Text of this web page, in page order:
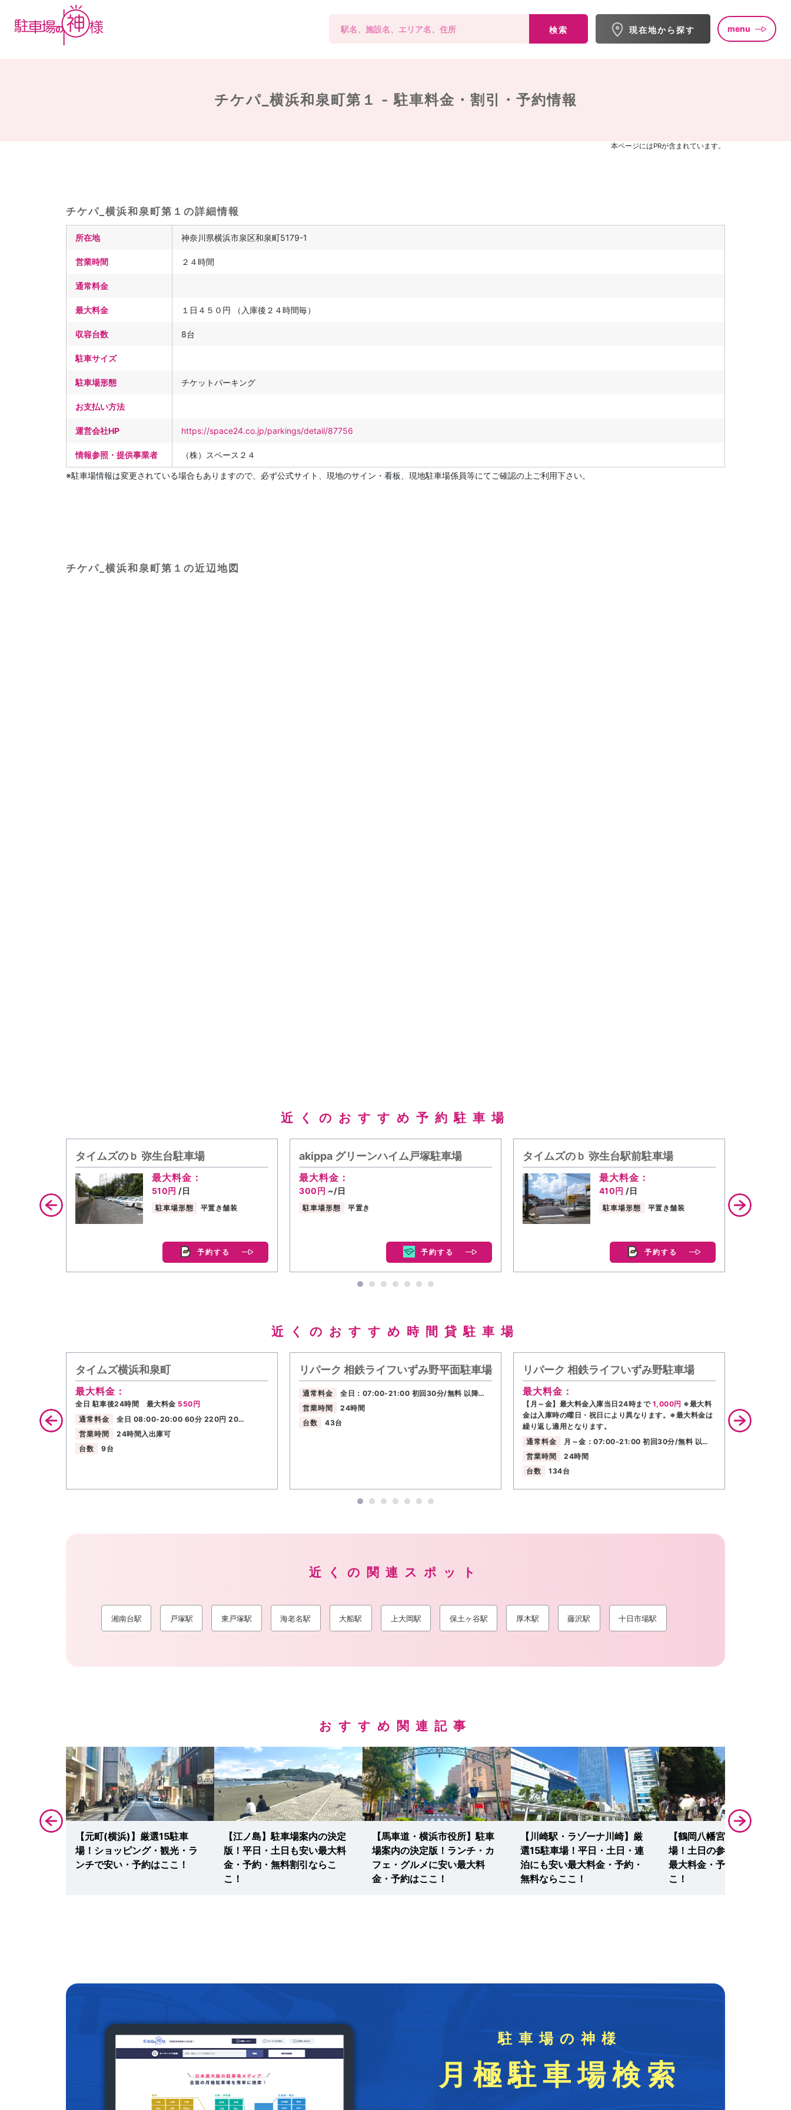
検索 現在地から探す menu
チケパ_横浜和泉町第１ -駐車料金・割引・予約情報
本ページにはPRが含まれています。
チケパ_横浜和泉町第１の詳細情報
所在地 神奈川県横浜市泉区和泉町5179-1
営業時間 ２４時間
通常料金
最大料金 １日４５０円 （入庫後２４時間毎）
収容台数 8台
駐車サイズ
駐車場形態 チケットパーキング
お支払い方法
運営会社HP https://space24.co.jp/parkings/detail/87756
情報参照・提供事業者 （株）スペース２４
※駐車場情報は変更されている場合もありますので、必ず公式サイト、現地のサイン・看板、現地駐車場係員等にてご確認の上ご利用下さい。
チケパ_横浜和泉町第１の近辺地図
近くのおすすめ予約駐車場
タイムズのｂ 弥生台駐車場
最大料金：
510円 /日
駐車場形態 平置き舗装
予約する
akippa グリーンハイム戸塚駐車場
最大料金：
300円 ~/日
駐車場形態 平置き
予約する
タイムズのｂ 弥生台駅前駐車場
最大料金：
410円 /日
駐車場形態 平置き舗装
予約する
近くのおすすめ時間貸駐車場
タイムズ横浜和泉町
最大料金：
全日 駐車後24時間 最大料金 550円
通常料金
全日 08:00-20:00 60分 220円 20…
営業時間
24時間入出庫可
台数
9台
リパーク 相鉄ライフいずみ野平面駐車場
通常料金
全日：07:00-21:00 初回30分/無料 以降…
営業時間
24時間
台数
43台
リパーク 相鉄ライフいずみ野駐車場
最大料金：
【月～金】最大料金入庫当日24時まで 1,000円 ※最大料
金は入庫時の曜日・祝日により異なります。※最大料金は
繰り返し適用となります。
通常料金
月～金：07:00-21:00 初回30分/無料 以…
営業時間
24時間
台数
134台
台数
近くの関連スポット
湘南台駅 戸塚駅 東戸塚駅 海老名駅 大船駅 上大岡駅 保土ヶ谷駅 厚木駅 藤沢駅 十日市場駅
おすすめ関連記事
小田原】
【元町(横浜)】厳選15駐車
場！ショッピング・観光・ラ
ンチで安い・予約はここ！
【江ノ島】駐車場案内の決定
版！平日・土日も安い最大料
金・予約・無料割引ならこ
こ！
【馬車道・横浜市役所】駐車
場案内の決定版！ランチ・カ
フェ・グルメに安い最大料
金・予約はここ！
【川崎駅・ラゾーナ川崎】厳
選15駐車場！平日・土日・連
泊にも安い最大料金・予約・
無料ならここ！
【鶴岡八幡宮】厳選19駐車
場！土日の参拝・観光に安い
最大料金・予約・無料ならこ
こ！
駐車場の神様
月極駐車場検索